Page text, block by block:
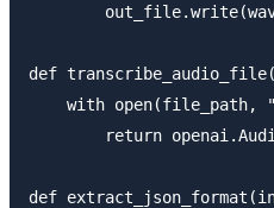
def
with open(file_path,
return
def